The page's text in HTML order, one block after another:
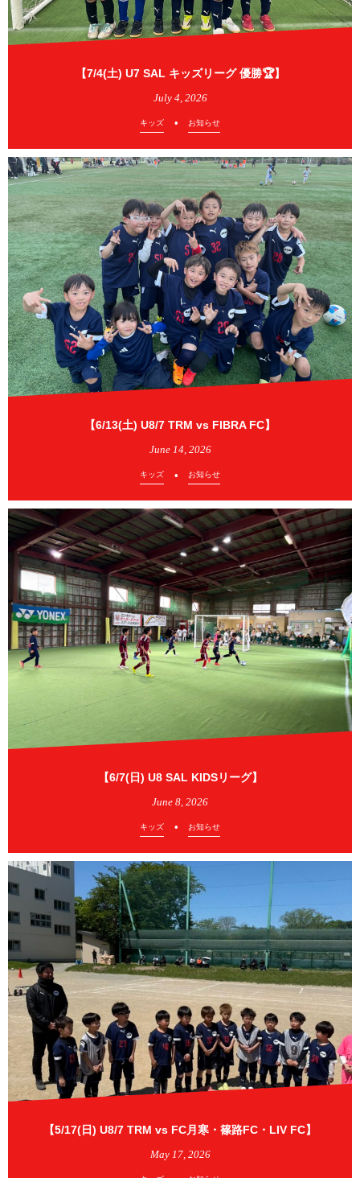
【7/4(土) U7 SAL キッズリーグ 優勝🏆】
July 4, 2026
キッズ お知らせ
【6/13(土) U8/7 TRM vs FIBRA FC】
June 14, 2026
キッズ お知らせ
【6/7(日) U8 SAL KIDSリーグ】
June 8 2026
キッズ お知らせ
【5/17(日) U8/7 TRM vs FC月寒・篠路FC・LIV FC】
May 17, 2026